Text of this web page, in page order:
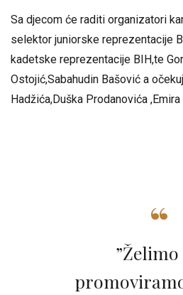
Sa djecom će raditi organizatori
selektor juniorske reprezentacije
kadetske reprezentacije BIH,te
Ostojić,Sabahudin Bašović a
Hadžića,Duška Prodanovića
”Želimo